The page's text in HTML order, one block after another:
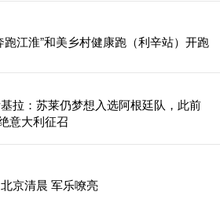
跑江淮”和美乡村健康跑（利辛站）开跑
拉：苏莱仍梦想入选阿根廷队，此前
意大利征召
京清晨 军乐嘹亮